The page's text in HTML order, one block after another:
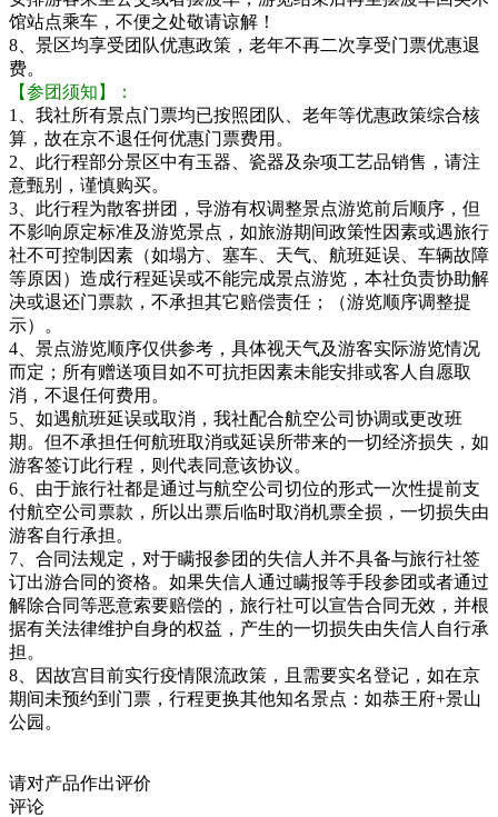
馆站点乘车，不便之处敬请谅解！
8、景区均享受团队优惠政策，老年不再二次享受门票优惠退
费。
【参团须知】：
1、我社所有景点门票均已按照团队、老年等优惠政策综合核
算，故在京不退任何优惠门票费用。
2、此行程部分景区中有玉器、瓷器及杂项工艺品销售，请注
意甄别，谨慎购买。
3、此行程为散客拼团，导游有权调整景点游览前后顺序，但
不影响原定标准及游览景点，如旅游期间政策性因素或遇旅行
社不可控制因素（如塌方、塞车、天气、航班延误、车辆故障
等原因）造成行程延误或不能完成景点游览，本社负责协助解
决或退还门票款，不承担其它赔偿责任；（游览顺序调整提
示）。
4、景点游览顺序仅供参考，具体视天气及游客实际游览情况
而定；所有赠送项目如不可抗拒因素未能安排或客人自愿取
消，不退任何费用。
5、如遇航班延误或取消，我社配合航空公司协调或更改班
期。但不承担任何航班取消或延误所带来的一切经济损失，如
游客签订此行程，则代表同意该协议。
6、由于旅行社都是通过与航空公司切位的形式一次性提前支
付航空公司票款，所以出票后临时取消机票全损，一切损失由
游客自行承担。
7、合同法规定，对于瞒报参团的失信人并不具备与旅行社签
订出游合同的资格。如果失信人通过瞒报等手段参团或者通过
解除合同等恶意索要赔偿的，旅行社可以宣告合同无效，并根
据有关法律维护自身的权益，产生的一切损失由失信人自行承
担。
8、因故宫目前实行疫情限流政策，且需要实名登记，如在京
期间未预约到门票，行程更换其他知名景点：如恭王府+景山
公园。
请对产品作出评价
评论